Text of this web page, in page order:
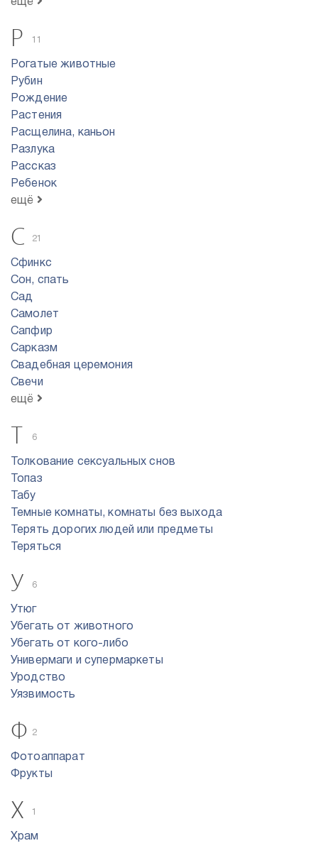
ещё
Р 11
Рогатые животные
Рубин
Рождение
Растения
Расщелина, каньон
Разлука
Рассказ
Ребенок
ещё
С 21
Сфинкс
Сон, спать
Сад
Самолет
Сапфир
Сарказм
Свадебная церемония
Свечи
ещё
Т 6
Толкование сексуальных снов
Топаз
Табу
Темные комнаты, комнаты без выхода
Терять дорогих людей или предметы
Теряться
У 6
Утюг
Убегать от животного
Убегать от кого-либо
Универмаги и супермаркеты
Уродство
Уязвимость
Ф 2
Фотоаппарат
Фрукты
Х 1
Храм